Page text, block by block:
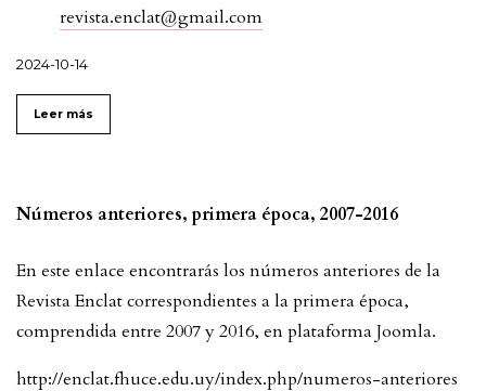
revista.enclat@gmail.com
2024-10-14
Leer más
Números anteriores, primera época, 2007-2016
En este enlace encontrarás los números anteriores de la
Revista Enclat correspondientes a la primera época,
comprendida entre 2007 y 2016, en plataforma Joomla.
http://enclat.fhuce.edu.uy/index.php/numeros-anteriores